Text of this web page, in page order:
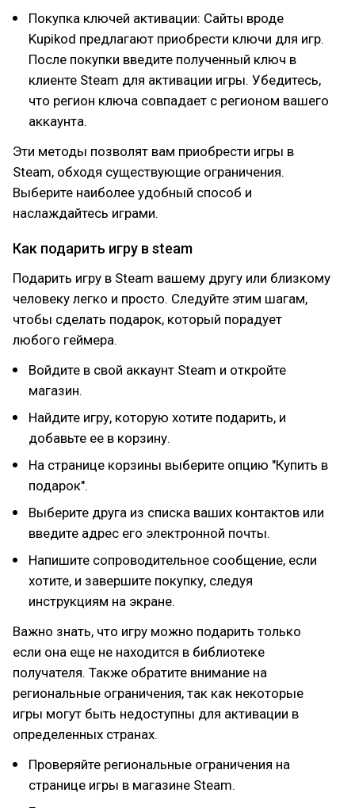
Покупка ключей активации: Сайты вроде
Kupikod предлагают приобрести ключи для игр.
После покупки введите полученный ключ в
клиенте Steam для активации игры. Убедитесь,
что регион ключа совпадает с регионом вашего
аккаунта.
Эти методы позволят вам приобрести игры в
Steam, обходя существующие ограничения.
Выберите наиболее удобный способ и
наслаждайтесь играми.
Как подарить игру в steam
Подарить игру в Steam вашему другу или близкому
человеку легко и просто. Следуйте этим шагам,
чтобы сделать подарок, который порадует
любого геймера.
Войдите в свой аккаунт Steam и откройте
магазин.
Найдите игру, которую хотите подарить, и
добавьте ее в корзину.
На странице корзины выберите опцию "Купить в
подарок".
Выберите друга из списка ваших контактов или
введите адрес его электронной почты.
Напишите сопроводительное сообщение, если
хотите, и завершите покупку, следуя
инструкциям на экране.
Важно знать, что игру можно подарить только
если она еще не находится в библиотеке
получателя. Также обратите внимание на
региональные ограничения, так как некоторые
игры могут быть недоступны для активации в
определенных странах.
Проверяйте региональные ограничения на
странице игры в магазине Steam.